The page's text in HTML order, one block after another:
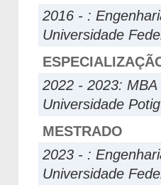
2016 - :
Universidade
2022 - 2023:
Universidade
MESTRADO
2023 - :
Universidade